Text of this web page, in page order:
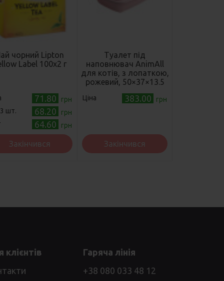
чорний Lipton
Label 100х2 г
71.80
грн
шт.
68.20
грн
64.60 грн
Закінчився
Туалет під
наповнювач AnimAll
для котів, з лопаткою,
рожевий, 50×37×13.5
Ціна 383.00 грн
Закінчився
клієнтів
Гаряча лінія
+38 080 033 48 12